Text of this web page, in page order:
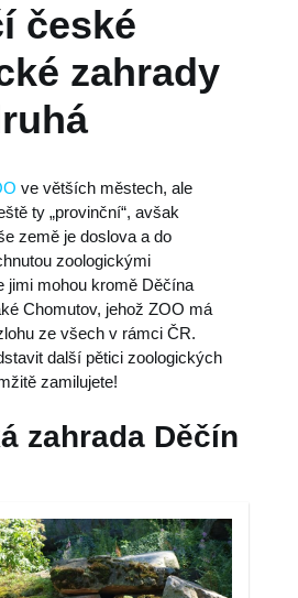
české
zahrady
ve větších městech, ale
ty „provinční“, avšak
země je doslova a do
zoologickými
jimi mohou kromě Děčína
Chomutov, jehož ZOO má
ze všech v rámci ČR.
další pětici zoologických
zamilujete!
zahrada Děčín